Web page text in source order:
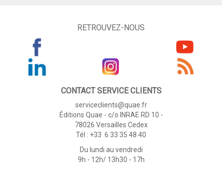
RETROUVEZ-NOUS
CONTACT SERVICE CLIENTS
serviceclients@quae.fr
Éditions Quae - c/o INRAE RD 10 -
78026 Versailles Cedex
Tél : +33 6 33 35 48 40
Du lundi au vendredi
9h - 12h/ 13h30 - 17h